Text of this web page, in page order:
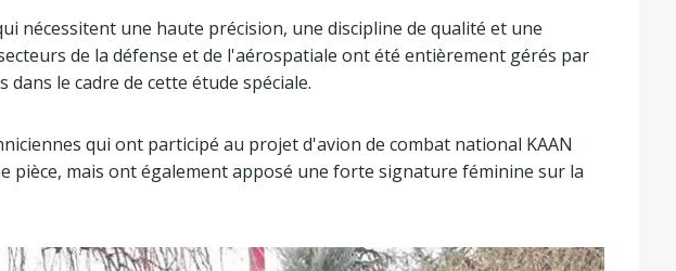
nécessitent une haute précision, une discipline de qualité et une
de la défense et de l'aérospatiale ont été entièrement gérés par
le cadre de cette étude spéciale.
qui ont participé au projet d'avion de combat national KAAN
pièce, mais ont également apposé une forte signature féminine sur la